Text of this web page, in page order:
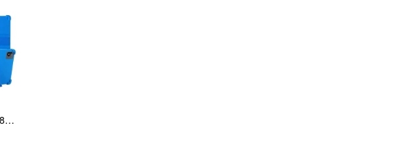
Blackview Tab 18 ケース 12インチ 耐衝撃 カバー スタンド機能 角 保護 コーナーバンパー ブラックビュー タブ18 衝撃吸収 保護ケース